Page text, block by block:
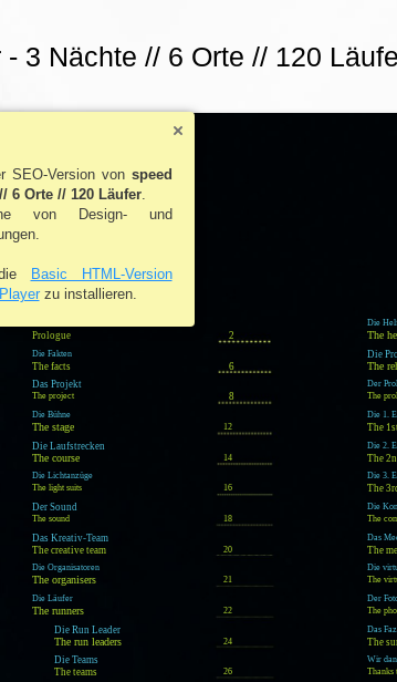
3 Nächte // 6 Orte // 120
Prologue 2
Die Fakten
The facts
6
Das Projekt
The project 8
Die Bühne
The stage 12
Die Laufstrecken
The course
14
Die Lichtanzüge
The light suits
16
Der Sound
The sound 18
Das Kreativ-Team
The creative team
20
Die Organisatoren
The organisers
21
Die Läufer
The runners 22
Die Run Leader
The run leaders 24
Die Teams
The teams
26
Die
The
Die
The
Der
The
Die 1.
The
Die 2.
The
Die 3.
The
Die
The
Das
The
Die
The
Der
The
Das
The
Wir
Thanks
SEO-Version von speed
6 Orte // 120 Läufer.
von Design- und
Basic HTML-Version
zu installieren.